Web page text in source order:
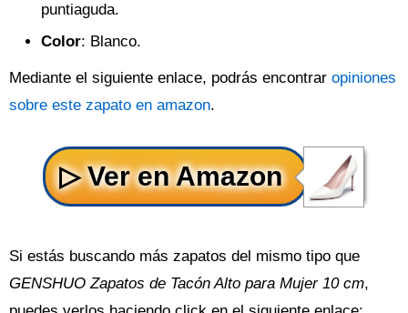
puntiaguda.
Color: Blanco.
Mediante el siguiente enlace, podrás encontrar opiniones
sobre este zapato en amazon.
Si estás buscando más zapatos del mismo tipo que
GENSHUO Zapatos de Tacón Alto para Mujer 10 cm,